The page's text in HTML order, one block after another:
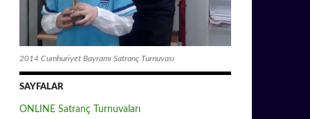
2014 Cumhuriyet Bayramı Satranç Turnuvası
SAYFALAR
ONLINE Satranç Turnuvaları